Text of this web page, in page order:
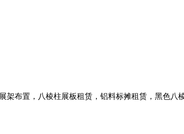
架布置，八棱柱展板租赁，铝料标摊租赁，黑色八